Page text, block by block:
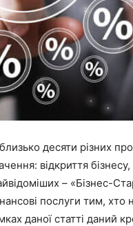
десяти різних
відкриття
– «Бізнес-
послуги тим, хто
даної статті даний